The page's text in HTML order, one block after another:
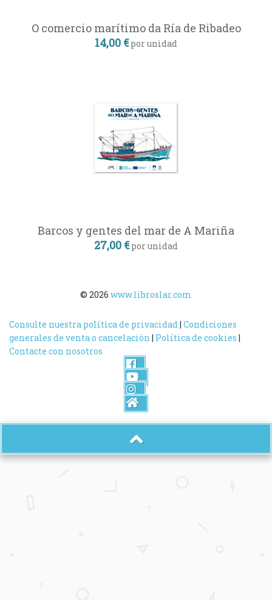
O comercio marítimo da Ría de Ribadeo
14,00 € por unidad
Barcos y gentes del mar de A Mariña
27,00 € por unidad
© 2026 www.libroslar.com
Consulte nuestra política de privacidad | Condiciones
generales de venta o cancelación | Política de cookies |
Contacte con nosotros